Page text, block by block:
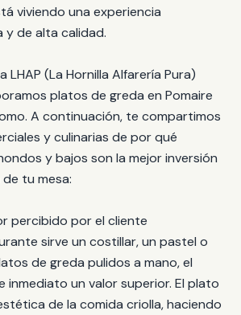
viviendo una experiencia
de alta calidad.
LHAP (La Hornilla Alfarería Pura)
platos de greda en Pomaire
A continuación, te compartimos
y culinarias de por qué
y bajos son la mejor inversión
tu mesa:
percibido por el cliente
sirve un costillar, un pastel o
de greda pulidos a mano, el
inmediato un valor superior. El plato
de la comida criolla, haciendo